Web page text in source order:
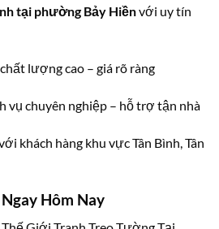
tại phường Bảy Hiềnvới uy tín
lượng cao – giá rõ ràng
vụ chuyên nghiệp – hỗ trợ tận nhà
khách hàng khu vực Tân Bình, Tân
Hôm Nay